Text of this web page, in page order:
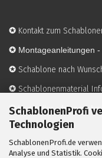
SchablonenProfi
Technologien
SchablonenProfi.de
Analyse und Statistik.
✪ Kontakt zum
✪ Montageanleitungen -
✪ Schablone nach
✪ Schablonenmaterial
✪Hersteller-hier mehr
Mit ✪ gekennzeichnete